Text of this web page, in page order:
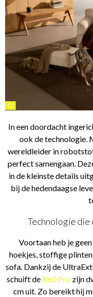
©
In een doordacht
ook de technologie.
wereldleider in
perfect samengaan.
in de kleinste details
bij de hedendaagse
Technologie die
Voortaan heb je
hoekjes, stoffige
sofa. Dankzij de
schuift deX60 Pro zijn
cm uit. Zo bereikt hij